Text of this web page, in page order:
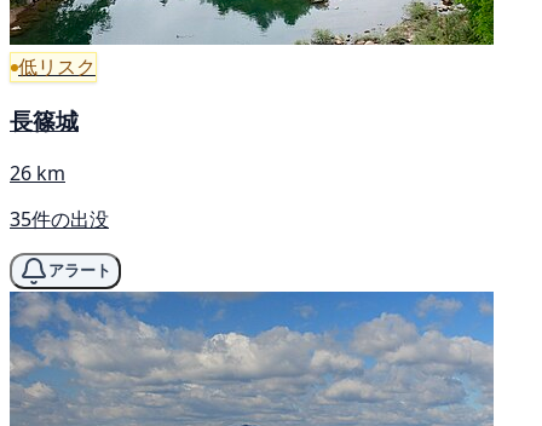
低リスク
長篠城
26 km
35件の出没
アラート